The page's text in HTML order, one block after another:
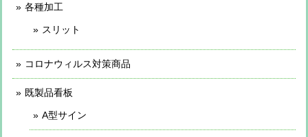
各種加工
スリット
コロナウィルス対策商品
既製品看板
A型サイン